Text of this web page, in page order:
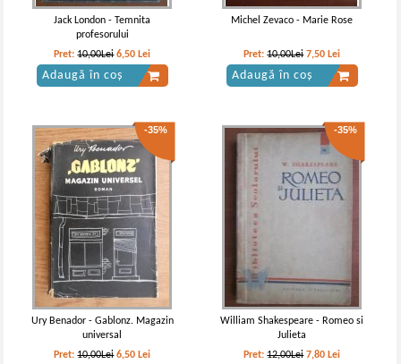
Jack London - Temnita
profesorului
Pret:10,00Lei 6,50 Lei
Adaugă în coș
Michel Zevaco - Marie Rose
Pret:10,00Lei 7,50 Lei
Adaugă în coș
-35%
Ury Benador - Gablonz. Magazin
universal
Pret:10,00Lei 6,50 Lei
-35%
William Shakespeare - Romeo si
Julieta
Pret:12,00Lei 7,80 Lei